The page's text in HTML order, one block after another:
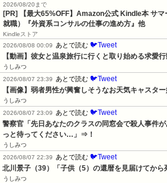
2026/08/20まで
[PR]
【最大65%OFF】Amazon公式 Kindle本 サ
就職）『外資系コンサルの仕事の進め方』他
Kindleストア
2026/08/08 00:09
あとで読む 🐦Tweet
【動画】彼女と温泉旅行に行くと取り始める求愛
うしみつ
2026/08/07 23:39
あとで読む 🐦Tweet
【画像】弱者男性が興奮しそうなお天気キャスタ
うしみつ
2026/08/07 23:09
あとで読む 🐦Tweet
警察官「先日あなたのクラスの同窓会で殺人事件
っと待ってください…」⇒！
うしみつ
2026/08/07 22:39
あとで読む 🐦Tweet
北川景子（39）「子供（5）の還暦を見届けてから
うしみつ